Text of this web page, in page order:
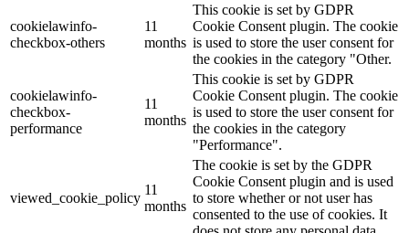
cookielawinfo-
checkbox-others
11
months
This cookie is set by GDPR
Cookie Consent plugin. The cookie
is used to store the user consent for
the cookies in the category "Other.
cookielawinfo-
checkbox-
performance
11
months
This cookie is set by GDPR
Cookie Consent plugin. The cookie
is used to store the user consent for
the cookies in the category
"Performance".
viewed_cookie_policy
11
months
The cookie is set by the GDPR
Cookie Consent plugin and is used
to store whether or not user has
consented to the use of cookies. It